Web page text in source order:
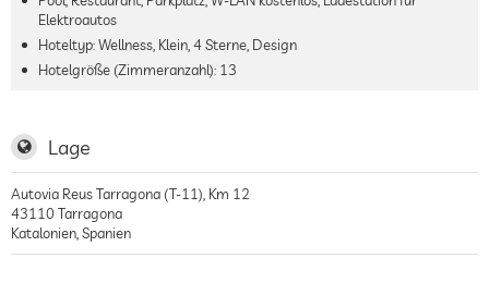
Elektroautos
Hoteltyp: Wellness, Klein, 4 Sterne, Design
Hotelgröße (Zimmeranzahl): 13
Lage
Autovia Reus Tarragona (T-11), Km 12
43110 Tarragona
Katalonien Spanien